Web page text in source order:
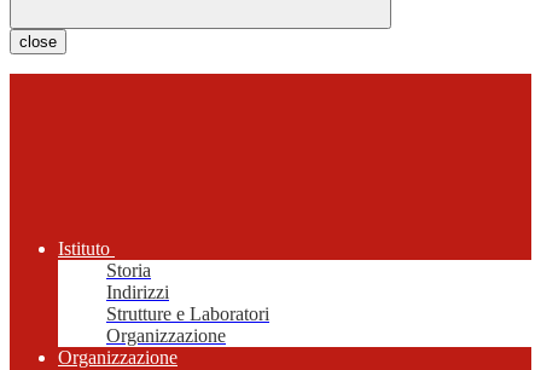
close
Istituto
Storia
Indirizzi
Strutture e Laboratori
Organizzazione
Organizzazione